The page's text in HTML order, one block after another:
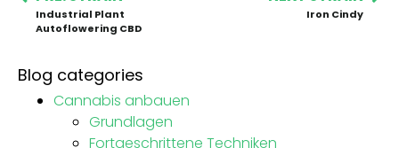
Industrial Plant
Autoflowering CBD
Iron Cindy
Blog categories
Cannabis anbauen
Grundlagen
Fortgeschrittene Techniken